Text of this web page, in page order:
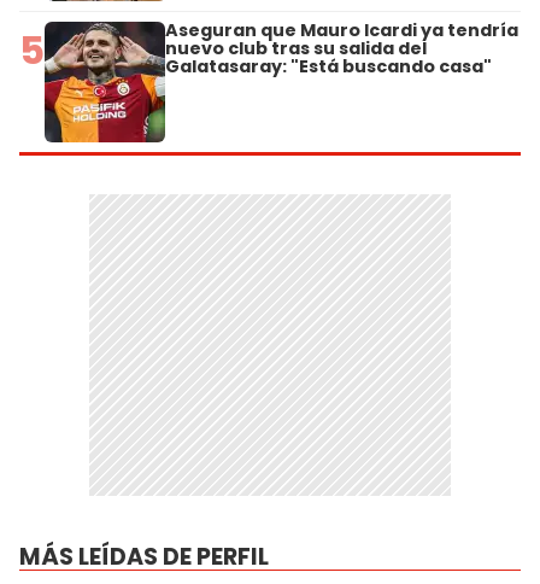
5 Aseguran que Mauro Icardi ya tendría
nuevo club tras su salida del
Galatasaray: "Está buscando casa"
MÁS LEÍDAS DE PERFIL